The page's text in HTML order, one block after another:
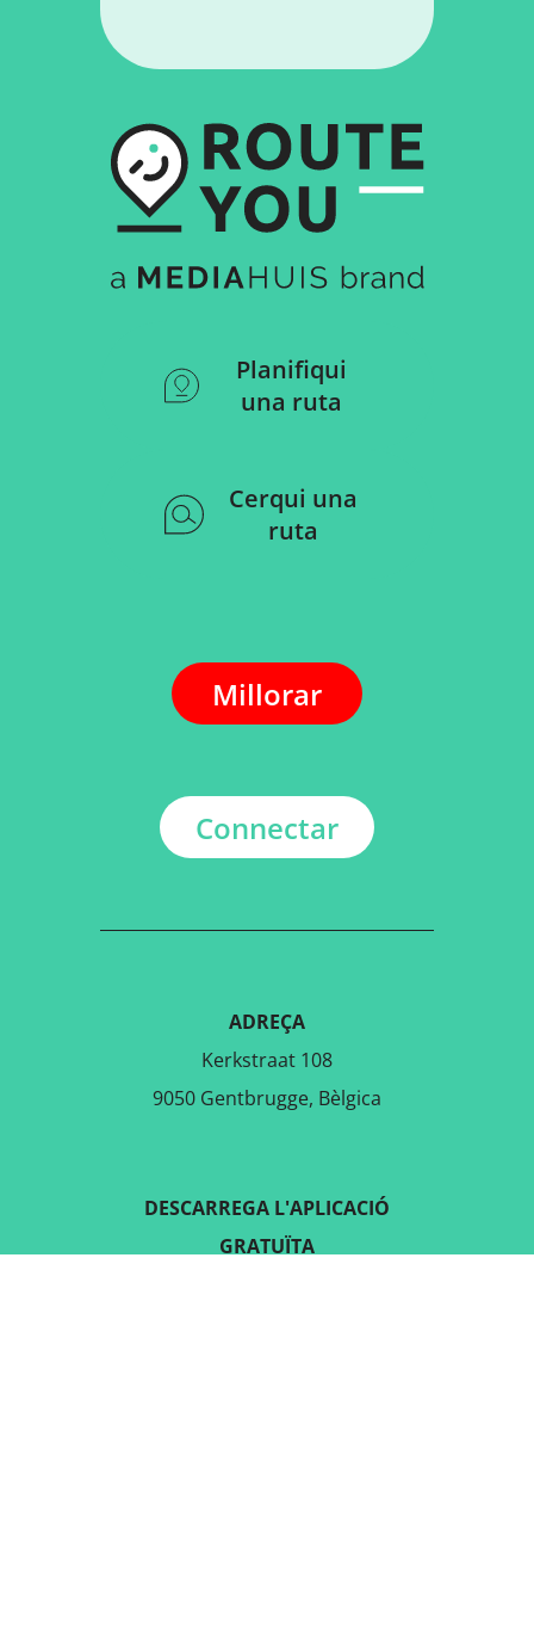
Planifiqui
una ruta
Cerqui una
ruta
Millorar
Connectar
ADREÇA
Kerkstraat 108
9050 Gentbrugge, Bèlgica
DESCARREGA L'APLICACIÓ
GRATUÏTA